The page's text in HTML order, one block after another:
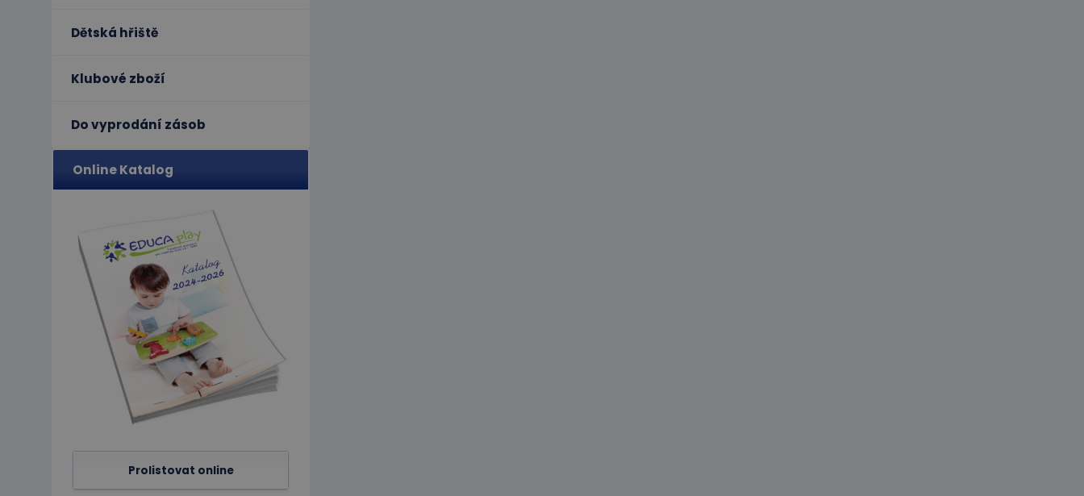
Dětská hřiště
Klubové zboží
Do vyprodání zásob
Online Katalog
Prolistovat online
limit
_ga